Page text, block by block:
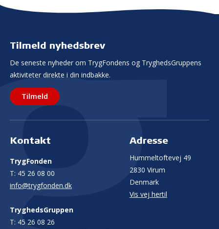
Tilmeld nyhedsbrev
De seneste nyheder om TrygFondens og TryghedsGruppens
aktiviteter direkte i din indbakke.
Tilmeld
Kontakt
TrygFonden
T: 45 26 08 00
info@trygfonden.dk
TryghedsGruppen
T: 45 26 08 26
Adresse
Hummeltoftevej 49
2830 Virum
Denmark
Vis vej hertil